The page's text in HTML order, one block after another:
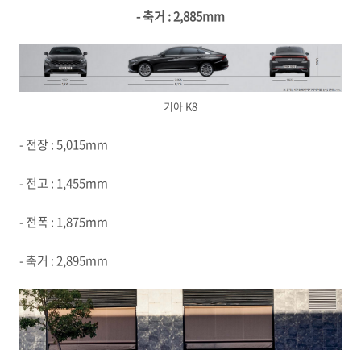
- 축거 : 2,885mm
기아 K8
- 전장 : 5,015mm
- 전고 : 1,455mm
- 전폭 : 1,875mm
- 축거 : 2,895mm